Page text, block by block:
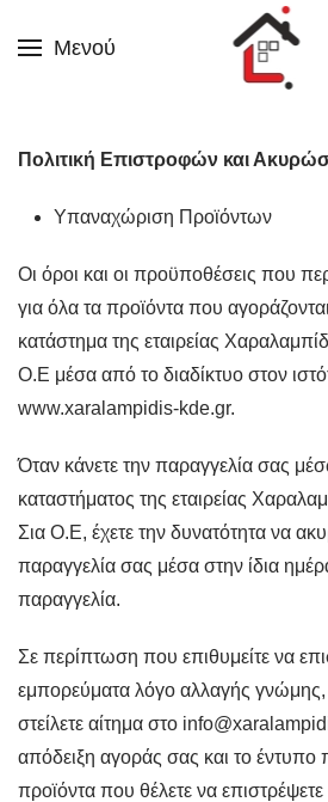
Μενού
Πολιτική Επιστροφών και
Υπαναχώριση Προϊόντων
Οι όροι και οι προϋποθέσεις που
για όλα τα προϊόντα που
κατάστημα της εταιρείας
Ο.Ε μέσα από το διαδίκτυο στον
www.xaralampidis-kde.gr.
Όταν κάνετε την παραγγελία σας
καταστήματος της εταιρείας
Σια Ο.Ε, έχετε την δυνατότητα να
παραγγελία σας μέσα στην ίδια
παραγγελία.
Σε περίπτωση που επιθυμείτε να
εμπορεύματα λόγο αλλαγής γνώμης,
στείλετε αίτημα στο
απόδειξη αγοράς σας και το έντυπο
προϊόντα που θέλετε να